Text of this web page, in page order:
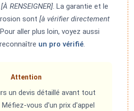
[À RENSEIGNER]. La garantie et le
sont [à vérifier directement
aller plus loin, voyez aussi
un pro vérifié.
Attention
un devis détaillé avant tout
vous d'un prix d'appel